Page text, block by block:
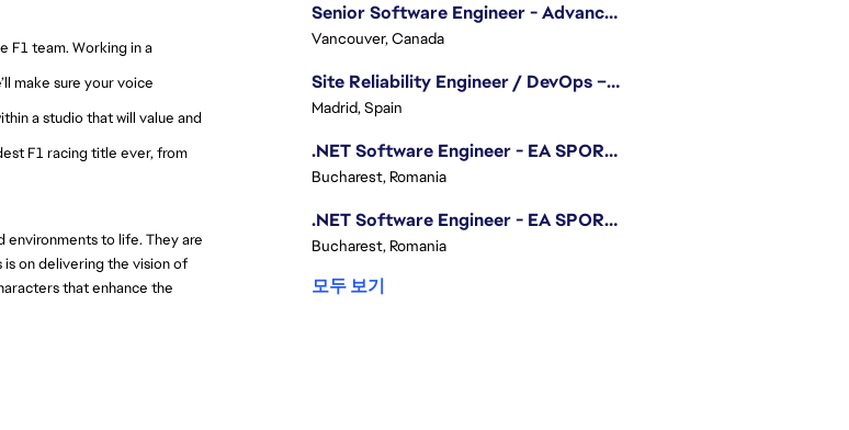
F1 team. Working in a
make sure your voice
a studio that will value and
F1 racing title ever, from
environments to life. They are
on delivering the vision of
that enhance the
Senior Software Engineer - Advanced Technology Group
Vancouver, Canada
Site Reliability Engineer / DevOps – Localization
Madrid, Spain
.NET Software Engineer - EA SPORTS™ FC
Bucharest, Romania
.NET Software Engineer - EA SPORTS™ FC
Bucharest, Romania
모두 보기